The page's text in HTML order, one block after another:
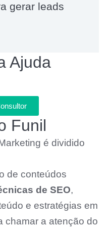
gerar leads
Ajuda
Funil
é dividido
de conteúdos
de SEO,
e estratégias em
chamar a atenção do